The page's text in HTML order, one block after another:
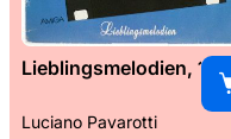
Lieblingsmelodien, 1989
Luciano Pavarotti